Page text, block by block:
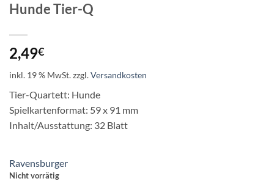
Hunde Tier-Q
2,49€
inkl. 19 % MwSt.zzgl.Versandkosten
Tier-Quartett: Hunde
Spielkartenformat: 59 x 91 mm
Inhalt/Ausstattung: 32 Blatt
Ravensburger
Nicht vorrätig